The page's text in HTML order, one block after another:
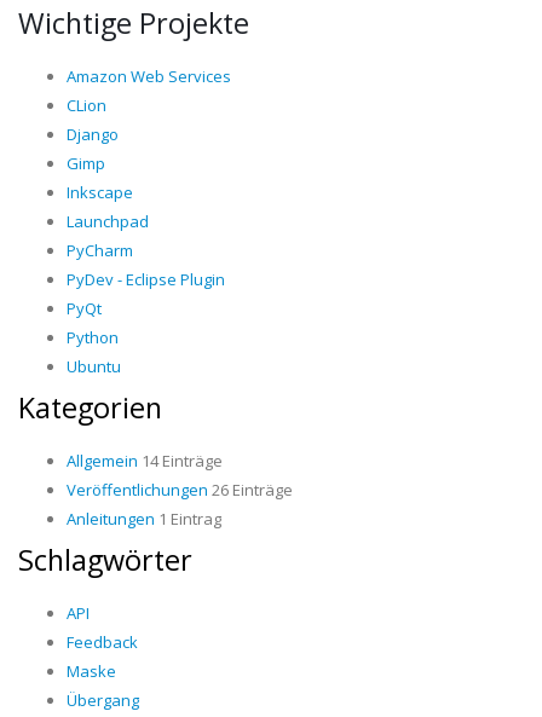
Wichtige Projekte
Amazon Web Services
CLion
Django
Gimp
Inkscape
Launchpad
PyCharm
PyDev - Eclipse Plugin
PyQt
Python
Ubuntu
Kategorien
Allgemein 14 Einträge
Veröffentlichungen 26 Einträge
Anleitungen 1 Eintrag
Schlagwörter
API
Feedback
Maske
Übergang